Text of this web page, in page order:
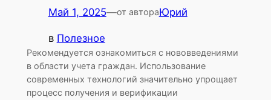
Май 1, 2025—от автораЮрий
в Полезное
Рекомендуется ознакомиться с нововведениями
в области учета граждан. Использование
современных технологий значительно упрощает
процесс получения и верификации